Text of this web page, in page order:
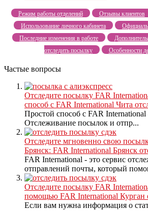
Режим работы отделений Отзывы клиентов
Использование личного кабинета
Последние изменения в работе
отследить посылку
Особенности
Частые вопросы
Отследите посылку FAR
способ с FAR International Чита
Простой способ с FAR
Отслеживание посылок и отпр...
Отследите мгновенно свою
Брянск: FAR International Брянск
FAR International - это сервис
отправлений почты, который
Отследите посылку FAR
помощью FAR International Курган
Если вам нужна информация о